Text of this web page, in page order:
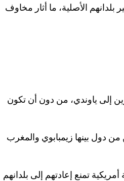
بلدانهم الأصلية، ما أثار مخاوف
ثمانية مهاجرين إلى ياوندي، من دون أن تكون
من دول بينها زيمبابوي والمغرب
تمنع إعادتهم إلى بلدانهم